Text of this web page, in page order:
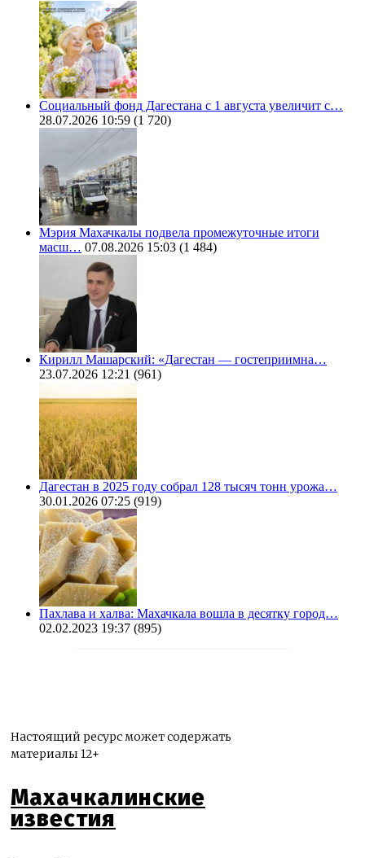
Социальный фонд Дагестана с 1 августа увеличит с…
28.07.2026 10:59 (1 720)
Мэрия Махачкалы подвела промежуточные итоги
масш… 07.08.2026 15:03 (1 484)
Кирилл Машарский: «Дагестан — гостеприимна…
23.07.2026 12:21 (961)
Дагестан в 2025 году собрал 128 тысяч тонн урожа…
30.01.2026 07:25 (919)
Пахлава и халва: Махачкала вошла в десятку город…
02.02.2023 19:37 (895)
Настоящий ресурс может содержать
материалы 12+
Махачкалинские
известия